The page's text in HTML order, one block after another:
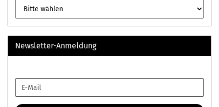
Newsletter-Anmeldung
ZUR
E-
Mail